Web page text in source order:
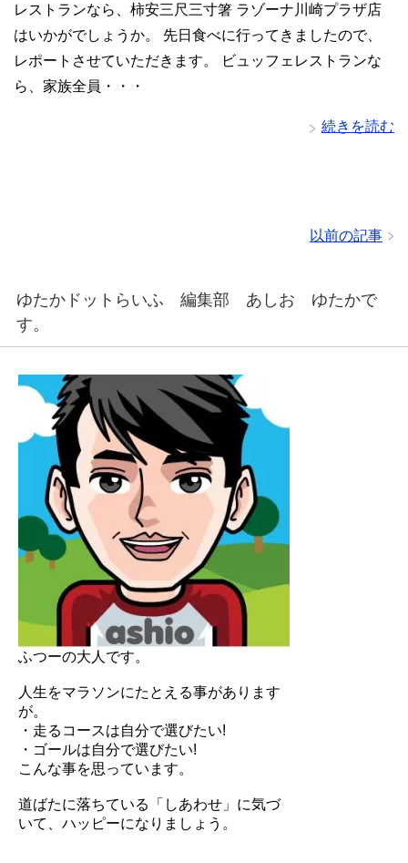
レストランなら、柿安三尺三寸箸 ラゾーナ川崎プラザ店
はいかがでしょうか。 先日食べに行ってきましたので、
レポートさせていただきます。 ビュッフェレストランな
ら、家族全員・・・
続きを読む
以前の記事
ゆたかドットらいふ 編集部 あしお ゆたかで
す。
ふつーの大人です。
人生をマラソンにたとえる事があります
が。
・走るコースは自分で選びたい!
・ゴールは自分で選びたい!
こんな事を思っています。
道ばたに落ちている「しあわせ」に気づ
いて、ハッピーになりましょう。